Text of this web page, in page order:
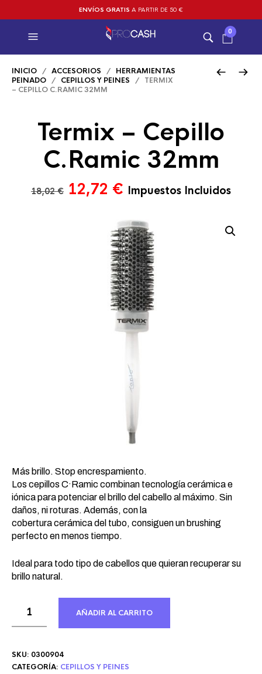
ENVÍOS GRATIS A PARTIR DE 50 €
0
INICIO / ACCESORIOS / HERRAMIENTAS
PEINADO / CEPILLOS Y PEINES / TERMIX
– CEPILLO C.RAMIC 32MM
Termix – Cepillo
C.Ramic 32mm
18,02€ El
original
18,02 €.
12,72 € El
precio
actual
es:
12,72 €.
Impuestos Incluidos
Más brillo. Stop encrespamiento.
Los cepillos C·Ramic combinan tecnología cerámica e
iónica para potenciar el brillo del cabello al máximo. Sin
daños, ni roturas. Además, con la
cobertura cerámica del tubo, consiguen un brushing
perfecto en menos tiempo.
Ideal para todo tipo de cabellos que quieran recuperar su
brillo natural.
AÑADIR AL CARRITO
SKU: 0300904
CATEGORÍA: CEPILLOS Y PEINES